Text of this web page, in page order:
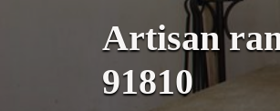
Artisan
91810